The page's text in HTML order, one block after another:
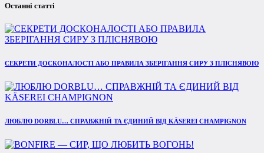
Останні статті
СЕКРЕТИ ДОСКОНАЛОСТІ АБО ПРАВИЛА ЗБЕРІГАННЯ СИРУ З ПЛІСНЯВОЮ
ЛЮБЛЮ DORBLU… СПРАВЖНІЙ ТА ЄДИНИЙ ВІД KÄSEREI CHAMPIGNON